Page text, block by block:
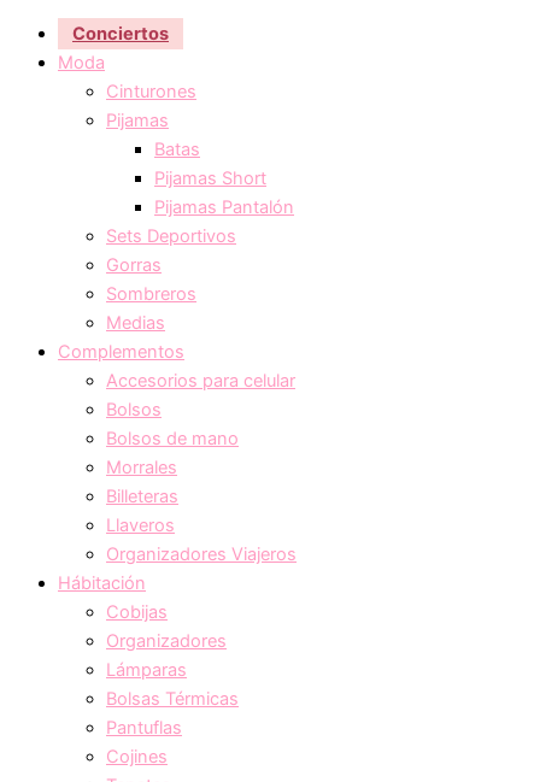
Conciertos
Moda
Cinturones
Pijamas
Batas
Pijamas Short
Pijamas Pantalón
Sets Deportivos
Gorras
Sombreros
Medias
Complementos
Accesorios para celular
Bolsos
Bolsos de mano
Morrales
Billeteras
Llaveros
Organizadores Viajeros
Hábitación
Cobijas
Organizadores
Lámparas
Bolsas Térmicas
Pantuflas
Cojines